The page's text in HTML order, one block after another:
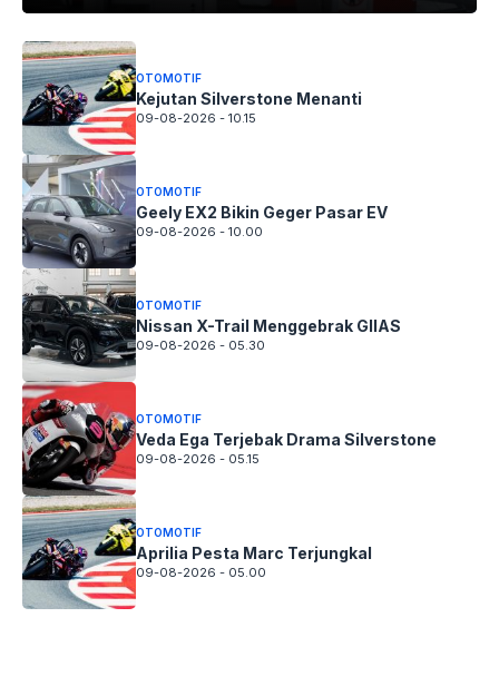
OTOMOTIF
Kejutan Silverstone Menanti
09-08-2026 - 10.15
OTOMOTIF
Geely EX2 Bikin Geger Pasar EV
09-08-2026 - 10.00
OTOMOTIF
Nissan X-Trail Menggebrak GIIAS
09-08-2026 - 05.30
OTOMOTIF
Veda Ega Terjebak Drama Silverstone
09-08-2026 - 05.15
OTOMOTIF
Aprilia Pesta Marc Terjungkal
09-08-2026 - 05.00